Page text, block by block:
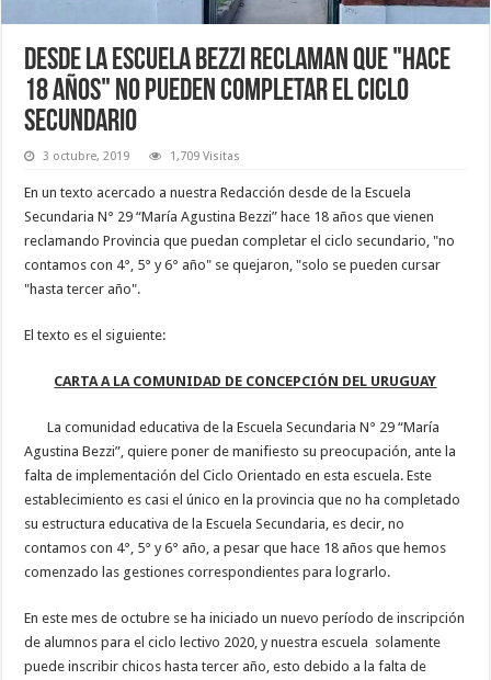
Desde la escuela Bezzi reclaman que "hace
18 años" no pueden completar el ciclo
secundario
3 octubre, 2019 1,709 Visitas
En un texto acercado a nuestra Redacción desde de la Escuela
Secundaria N° 29 “María Agustina Bezzi” hace 18 años que vienen
reclamando Provincia que puedan completar el ciclo secundario, "no
contamos con 4°, 5° y 6° año" se quejaron, "solo se pueden cursar
"hasta tercer año".
El texto es el siguiente:
CARTA A LA COMUNIDAD DE CONCEPCIÓN DEL URUGUAY
La comunidad educativa de la Escuela Secundaria N° 29 “María
Agustina Bezzi”, quiere poner de manifiesto su preocupación, ante la
falta de implementación del Ciclo Orientado en esta escuela. Este
establecimiento es casi el único en la provincia que no ha completado
su estructura educativa de la Escuela Secundaria, es decir, no
contamos con 4°, 5° y 6° año, a pesar que hace 18 años que hemos
comenzado las gestiones correspondientes para lograrlo.
En este mes de octubre se ha iniciado un nuevo período de inscripción
de alumnos para el ciclo lectivo 2020, y nuestra escuela solamente
puede inscribir chicos hasta tercer año, esto debido a la falta de